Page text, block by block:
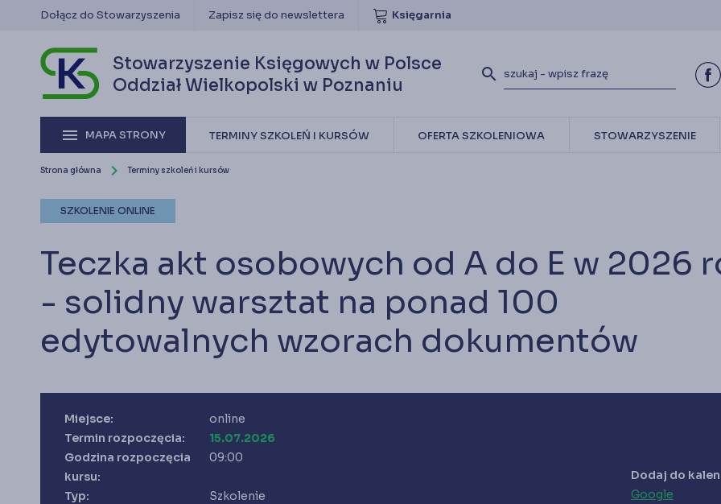
Dołącz do Stowarzyszenia Zapisz się do newslettera Księgarnia
Stowarzyszenie Księgowych w Polsce
Oddział Wielkopolski w Poznaniu
search
menu MAPA STRONY TERMINY SZKOLEŃ I KURSÓW OFERTA SZKOLENIOWA STOWARZYSZENIE
keyboard_arrow_right Oferty pracy dla księgowych
Strona główna chevron_right Terminy szkoleń i kursów
SZKOLENIE ONLINE
Teczka akt osobowych od A do E w 2026
- solidny warsztat na ponad 100
edytowalnych wzorach dokumentów
Miejsce:
online
Termin rozpoczęcia:
15.07.2026
Godzina rozpoczęcia
kursu:
09:00
Typ:
Szkolenie
Dodaj do
Google